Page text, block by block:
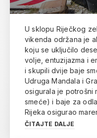
U sklopu Riječkog
vikenda održana je
koju se uključilo
volje, entuzijazma i
i skupili dvije baje
Udruga Mandala i
osigurala je potrošni
smeće) i baje za
Rijeka osigurao
ČITAJTE DALJE